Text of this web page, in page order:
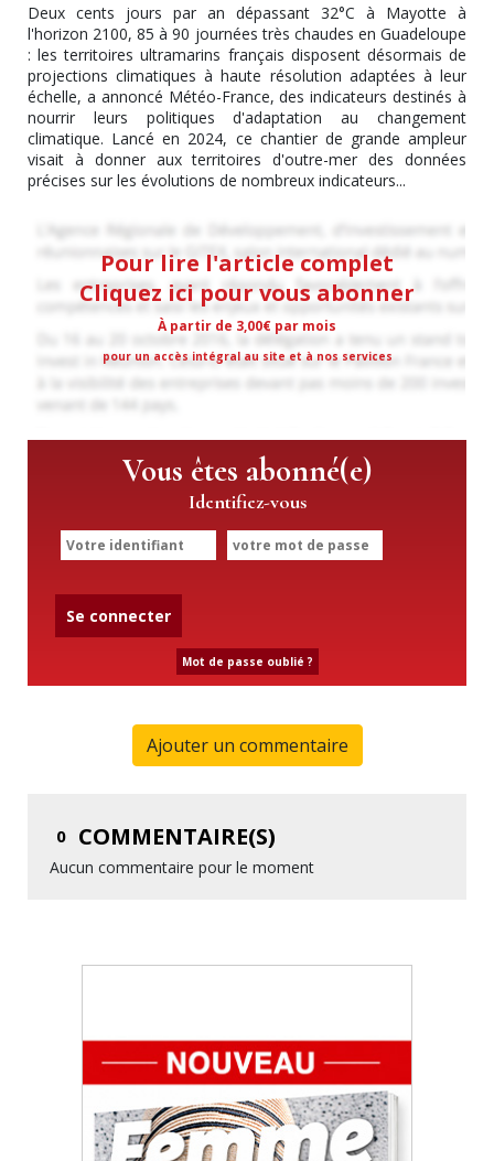
Deux cents jours par an dépassant 32°C à Mayotte à
l'horizon 2100, 85 à 90 journées très chaudes en Guadeloupe
: les territoires ultramarins français disposent désormais de
projections climatiques à haute résolution adaptées à leur
échelle, a annoncé Météo-France, des indicateurs destinés à
nourrir leurs politiques d'adaptation au changement
climatique. Lancé en 2024, ce chantier de grande ampleur
visait à donner aux territoires d'outre-mer des données
précises sur les évolutions de nombreux indicateurs...
Pour lire l'article complet
Cliquez ici pour vous abonner
À partir de 3,00€ par mois
pour un accès intégral au site et à nos services
Vous êtes abonné(e)
Identifiez-vous
Se connecter
Mot de passe oublié ?
Ajouter un commentaire
0 COMMENTAIRE(S)
Aucun commentaire pour le moment